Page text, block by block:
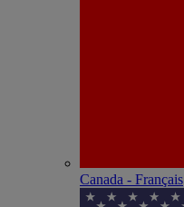
Canada - Français